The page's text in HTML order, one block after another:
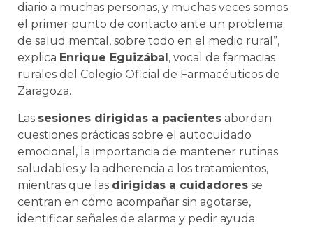
diario a muchas personas, y muchas veces somos
el primer punto de contacto ante un problema
de salud mental, sobre todo en el medio rural”,
explica Enrique Eguizábal , vocal de farmacias
rurales del Colegio Oficial de Farmacéuticos de
Zaragoza.
Las sesiones dirigidas a pacientes abordan
cuestiones prácticas sobre el autocuidado
emocional, la importancia de mantener rutinas
saludables y la adherencia a los tratamientos,
mientras que las dirigidas a cuidadores se
centran en cómo acompañar sin agotarse,
identificar señales de alarma y pedir ayuda